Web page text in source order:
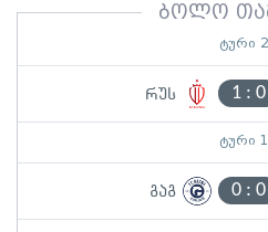
ბოლო
ტური
რუს 1: 0
ტური
გაგ 0: 0